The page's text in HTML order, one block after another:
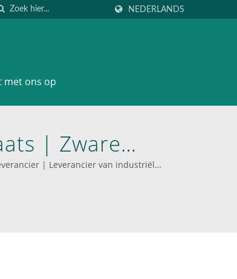
NEDERLANDS
met ons op
| Zware
Jouw
& Wagens
| Leverancier van industriële